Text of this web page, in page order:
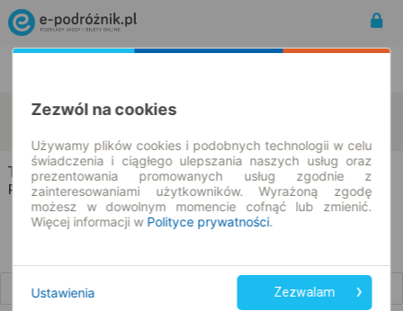
Topolice Nadole
Topolice → Nadole
Rozkład jazdy i bilety
Zezwól na cookies
Używamy plików cookies i podobnych technologii w celu
świadczenia i ciągłego ulepszania naszych usług oraz
prezentowania promowanych usług zgodnie z
zainteresowaniami użytkowników. Wyrażoną zgodę
możesz w dowolnym momencie cofnąć lub zmienić.
Więcej informacji w Polityce prywatności.
Ustawienia Zezwalam